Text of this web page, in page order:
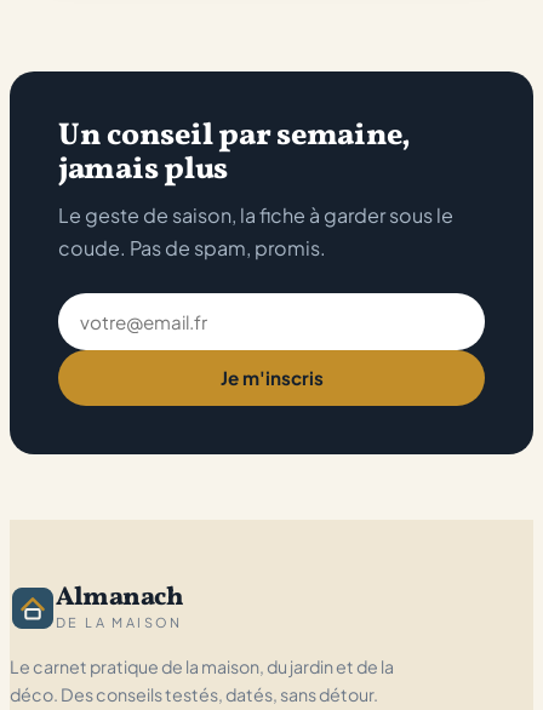
Un conseil par semaine,
jamais plus
Le geste de saison, la fiche à garder sous le
coude. Pas de spam, promis.
Adresse
email
Je m'inscris
Almanach
DE LA MAISON
Le carnet pratique de la maison, du jardin et de la
déco. Des conseils testés, datés, sans détour.